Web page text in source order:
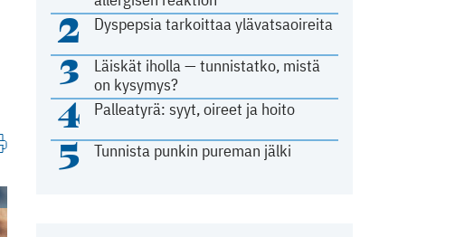
2 Dyspepsia tarkoittaa ylävatsaoireita
3
Läiskät iholla — tunnistatko, mistä
on kysymys?
4 Palleatyrä: syyt, oireet ja hoito
5 Tunnista punkin pureman jälki